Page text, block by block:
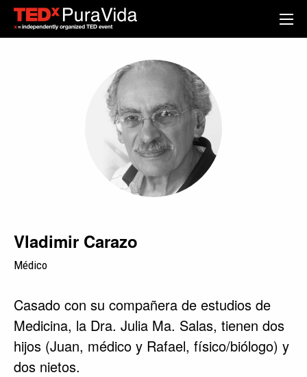
Vladimir Carazo
Médico
Casado con su compañera de estudios de
Medicina, la Dra. Julia Ma. Salas, tienen dos
hijos (Juan, médico y Rafael, físico/biólogo) y
dos nietos.